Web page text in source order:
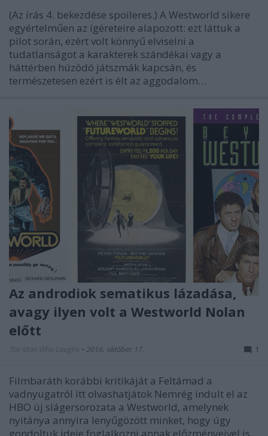
(Az írás 4. bekezdése spoileres.) A Westworld sikere
egyértelműen az ígéreteire alapozott: ezt láttuk a
pilot során, ezért volt könnyű elviselni a
tudatlanságot a karakterek szándékai vagy a
háttérben húzódó játszmák kapcsán, és
természetesen ezért is élt az aggodalom…
Az androdiok sematikus lázadása,
avagy ilyen volt a Westworld Nolan
előtt
• 2016. október 17. 1
Filmbaráth korábbi kritikáját a Feltámad a
vadnyugatról itt olvashatjátok Nemrég indult el az
HBO új slágersorozata a Westworld, amelynek
nyitánya annyira lenyűgözött minket, hogy úgy